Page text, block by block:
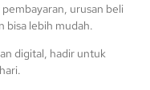
urusan beli
bisa lebih mudah.
digital, hadir untuk